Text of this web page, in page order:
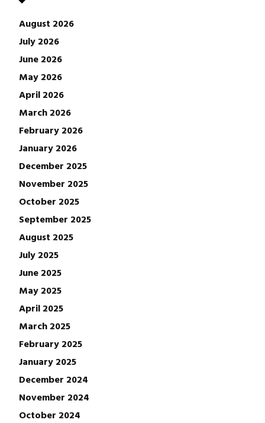
August 2026
July 2026
June 2026
May 2026
April 2026
March 2026
February 2026
January 2026
December 2025
November 2025
October 2025
September 2025
August 2025
July 2025
June 2025
May 2025
April 2025
March 2025
February 2025
January 2025
December 2024
November 2024
October 2024